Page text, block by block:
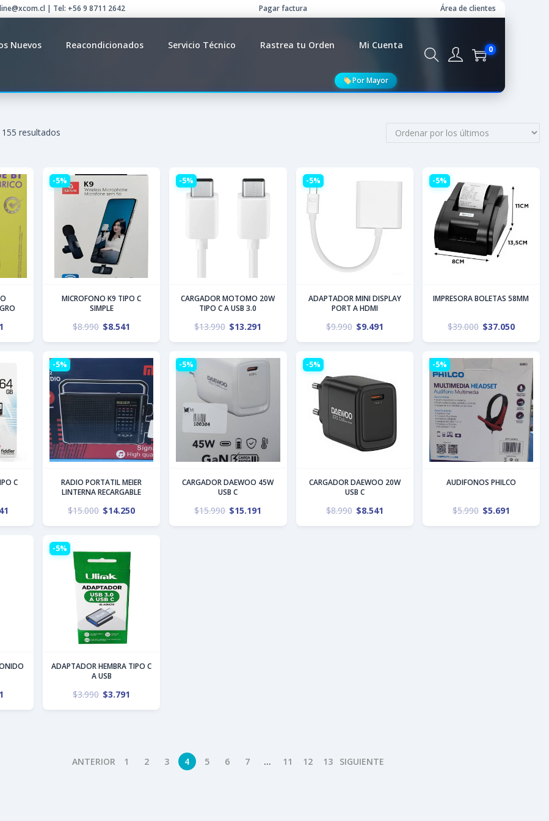
| Tel: +56 9 8711 2642 Pagar factura Área de clientes
Nuevos Reacondicionados Servicio Técnico Rastrea tu Orden Mi Cuenta
Por Mayor
0
155 resultados
-5%
MICROFONO K9 TIPO C
SIMPLE
$8.990 $8.541
-5%
CARGADOR MOTOMO 20W
TIPO C A USB 3.0
$13.990 $13.291
-5%
ADAPTADOR MINI DISPLAY
PORT A HDMI
$9.990 $9.491
-5%
IMPRESORA BOLETAS 58MM
$39.000 $37.050
C
-5%
RADIO PORTATIL MEIER
LINTERNA RECARGABLE
$15.000 $14.250
-5%
CARGADOR DAEWOO 45W
USB C
$15.990 $15.191
-5%
CARGADOR DAEWOO 20W
USB C
$8.990 $8.541
-5%
AUDIFONOS PHILCO
$5.990 $5.691
-5%
ADAPTADOR HEMBRA TIPO C
A USB
$3.990 $3.791
ANTERIOR 1 2 3 4 5 6 7 … 11 12 13 SIGUIENTE